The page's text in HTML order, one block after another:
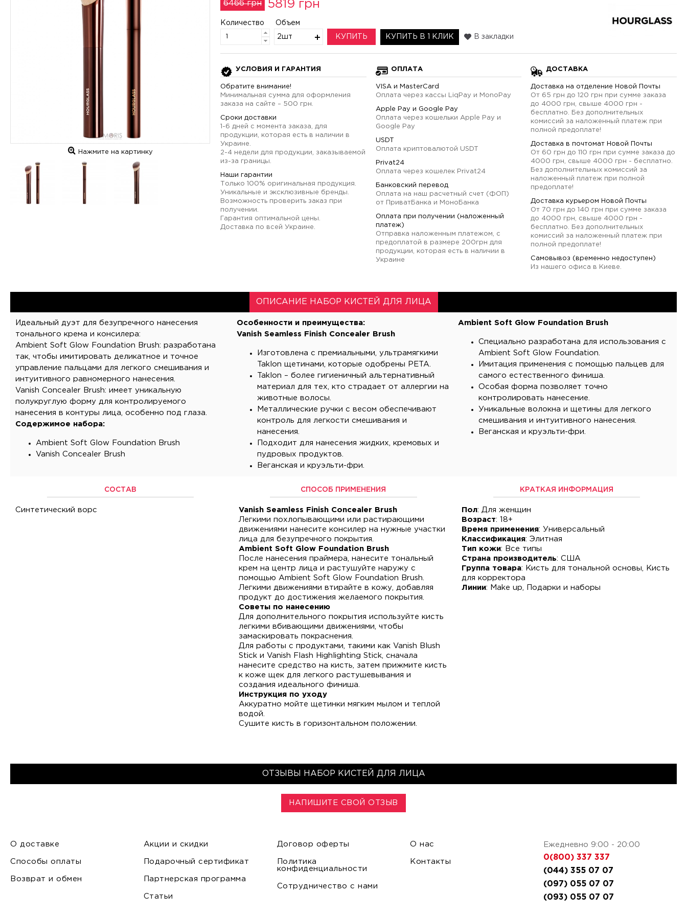
Нажмите на картинку
6466 грн 5819 грн
Количество Объем
2шт КУПИТЬ КУПИТЬ В 1 КЛИК В закладки
УСЛОВИЯ И ГАРАНТИЯ
Обратите внимание!
Минимальная сумма для оформления
заказа на сайте – 500 грн.
Сроки доставки
1-6 дней с момента заказа, для
продукции, которая есть в наличии в
Украине.
2-4 недели для продукции, заказываемой
из-за границы.
Наши гарантии
Только 100% оригинальная продукция.
Уникальные и эксклюзивные бренды.
Возможность проверить заказ при
получении.
Гарантия оптимальной цены.
Доставка по всей Украине.
ОПЛАТА
VISA и MasterCard
Оплата через кассы LiqPay и MonoPay
Apple Pay и Google Pay
Оплата через кошельки Apple Pay и
Google Pay
USDT
Оплата криптовалютой USDT
Privat24
Оплата через кошелек Privat24
Банковский перевод
Оплата на наш расчетный счет (ФОП)
от ПриватБанка и МоноБанка
Оплата при получении (наложенный
платеж)
Отправка наложенным платежом, с
предоплатой в размере 200грн для
продукции, которая есть в наличии в
Украине
ДОСТАВКА
Доставка на отделение Новой Почты
От 65 грн до 120 грн при сумме заказа
до 4000 грн, свыше 4000 грн -
бесплатно. Без дополнительных
комиссий за наложенный платеж при
полной предоплате!
Доставка в почтомат Новой Почты
От 60 грн до 110 грн при сумме заказа до
4000 грн, свыше 4000 грн - бесплатно.
Без дополнительных комиссий за
наложенный платеж при полной
предоплате!
Доставка курьером Новой Почты
От 70 грн до 140 грн при сумме заказа
до 4000 грн, свыше 4000 грн -
бесплатно. Без дополнительных
комиссий за наложенный платеж при
полной предоплате!
Самовывоз (временно недоступен)
Из нашего офиса в Киеве.
ОПИСАНИЕ НАБОР КИСТЕЙ ДЛЯ ЛИЦА
Идеальный дуэт для безупречного нанесения
тонального крема и консилера:
Ambient Soft Glow Foundation Brush: разработана
так, чтобы имитировать деликатное и точное
управление пальцами для легкого смешивания и
интуитивного равномерного нанесения.
Vanish Concealer Brush: имеет уникальную
полукруглую форму для контролируемого
нанесения в контуры лица, особенно под глаза.
Содержимое набора:
Ambient Soft Glow Foundation Brush
Vanish Concealer Brush
Особенности и преимущества:
Vanish Seamless Finish Concealer Brush
Изготовлена с премиальными, ультрамягкими
Taklon щетинами, которые одобрены PETA.
Taklon – более гигиеничный альтернативный
материал для тех, кто страдает от аллергии на
животные волосы.
Металлические ручки с весом обеспечивают
контроль для легкости смешивания и
нанесения.
Подходит для нанесения жидких, кремовых и
пудровых продуктов.
Веганская и круэльти-фри.
Ambient Soft Glow Foundation Brush
Специально разработана для использования с
Ambient Soft Glow Foundation.
Имитация применения с помощью пальцев для
самого естественного финиша.
Особая форма позволяет точно
контролировать нанесение.
Уникальные волокна и щетины для легкого
смешивания и интуитивного нанесения.
Веганская и круэльти-фри.
СОСТАВ
Синтетический ворс
СПОСОБ ПРИМЕНЕНИЯ
Vanish Seamless Finish Concealer Brush
Легкими похлопывающими или растирающими
движениями нанесите консилер на нужные участки
лица для безупречного покрытия.
Ambient Soft Glow Foundation Brush
После нанесения праймера, нанесите тональный
крем на центр лица и растушуйте наружу с
помощью Ambient Soft Glow Foundation Brush.
Легкими движениями втирайте в кожу, добавляя
продукт до достижения желаемого покрытия.
Советы по нанесению
Для дополнительного покрытия используйте кисть
легкими вбивающими движениями, чтобы
замаскировать покраснения.
Для работы с продуктами, такими как Vanish Blush
Stick и Vanish Flash Highlighting Stick, сначала
нанесите средство на кисть, затем прижмите кисть
к коже щек для легкого растушевывания и
создания идеального финиша.
Инструкция по уходу
Аккуратно мойте щетинки мягким мылом и теплой
водой.
Сушите кисть в горизонтальном положении.
КРАТКАЯ ИНФОРМАЦИЯ
Пол: Для женщин
Возраст: 18+
Время применения: Универсальный
Классификация: Элитная
Тип кожи: Все типы
Страна производитель: США
Группа товара: Кисть для тональной основы, Кисть
для корректора
Линии: Make up, Подарки и наборы
ОТЗЫВЫ НАБОР КИСТЕЙ ДЛЯ ЛИЦА
НАПИШИТЕ СВОЙ ОТЗЫВ
О доставке
Способы оплаты
Возврат и обмен
Акции и скидки
Подарочный сертификат
Партнерская программа
Статьи
Договор оферты
Политика
конфиденциальности
Сотрудничество с нами
О нас
Контакты
Ежедневно 9:00 - 20:00
0(800) 337 337
(044) 355 07 07
(097) 055 07 07
(093) 055 07 07